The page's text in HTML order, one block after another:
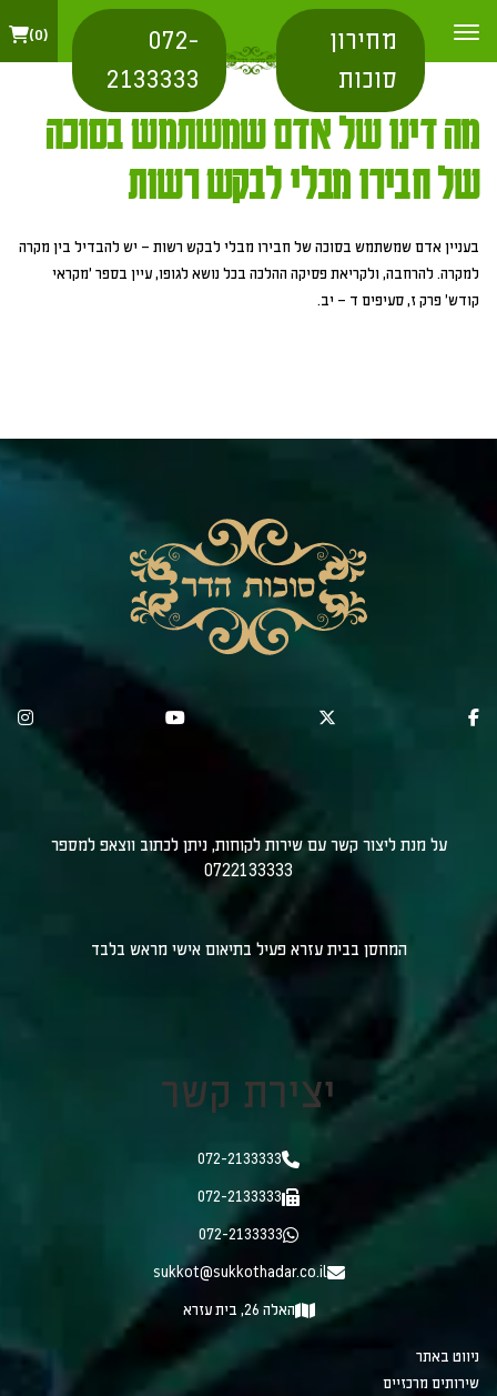
מחירון
סוכות
072-
2133333
0
מה דינו של אדם שמשתמש בסוכה
של חבירו מבלי לבקש רשות
בעניין אדם שמשתמש בסוכה של חבירו מבלי לבקש רשות – יש להבדיל בין מקרה
למקרה. להרחבה, ולקריאת פסיקה ההלכה בכל נושא לגופו, עיין בספר 'מקראי
קודש' פרק ז, סעיפים ד – יב.
על מנת ליצור קשר עם שירות לקוחות, ניתן לכתוב ווצאפ למספר
0722133333
המחסן בבית עזרא פעיל בתיאום אישי מראש בלבד
יצירת קשר
072-2133333
072-2133333
072-2133333
sukkot@sukkothadar.co.il
האלה 26, בית עזרא
ניווט באתר
שירותים מרכזיים